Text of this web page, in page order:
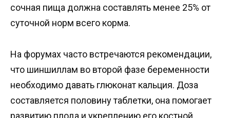
сочная пища должна составлять менее 25% от
суточной норм всего корма.
На форумах часто встречаются рекомендации,
что шиншиллам во второй фазе беременности
необходимо давать глюконат кальция. Доза
составляется половину таблетки, она помогает
развитию плода и укреплению его костной